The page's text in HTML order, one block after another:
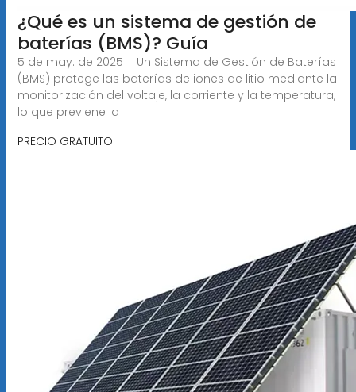
¿Qué es un sistema de gestión de
baterías (BMS)? Guía
5 de may. de 2025 · Un Sistema de Gestión de Baterías
(BMS) protege las baterías de iones de litio mediante la
monitorización del voltaje, la corriente y la temperatura,
lo que previene la
PRECIO GRATUITO